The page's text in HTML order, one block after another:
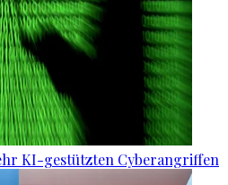
KI-gestützten Cyberangriffen